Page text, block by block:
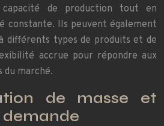
capacité de production tout en
constante. Ils peuvent également
différents types de produits et de
accrue pour répondre aux
du marché.
de masse et
demande